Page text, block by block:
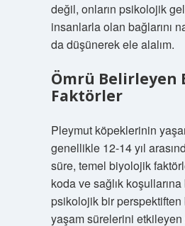
değil, onların psikolojik
insanlarla olan bağlarını
da düşünerek ele alalım.
Ömrü Belirleyen
Faktörler
Pleymut köpeklerinin
genellikle 12-14 yıl
süre, temel biyolojik
koda ve sağlık koşullarına
psikolojik bir perspektiften
yaşam sürelerini